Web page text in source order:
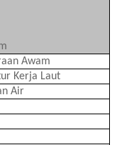
Awam
Kerja Laut
Air